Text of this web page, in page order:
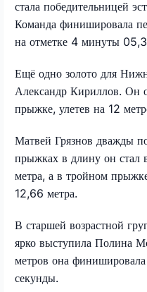
стала победительницей
Команда финишировала
на отметке 4 минуты
Ещё одно золото для
Александр Кириллов. Он
прыжке, улетев на 12
Матвей Грязнов дважды
прыжках в длину он стал
метра, а в тройном
12,66 метра.
В старшей возрастной
ярко выступила Полина
метров она финишировала
секунды.